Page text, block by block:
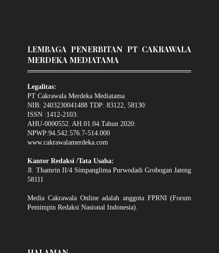
LEMBAGA PENERBITAN PT CAKRAWALA
MERDEKA MEDIATAMA
Legalitas:
PT Cakrawala Merdeka Mediatama
NIB: 2403230041488 TDP: 83122, 58130:
ISSN :1412-2103:
AHU-0000552. AH.01.04.Tahun 2020:
NPWP:94.542.576.7-514.000
www.cakrawalamerdeka.com
Kantor Redaksi /Tata Usaha:
Jl. Thamrin II/4 Simpanglima Purwodadi Grobogan Jateng
58111
Media Cakrawala Online adalah anggota FPRNI (Forum
Pemimpin Redaksi Nasional Indonesia).